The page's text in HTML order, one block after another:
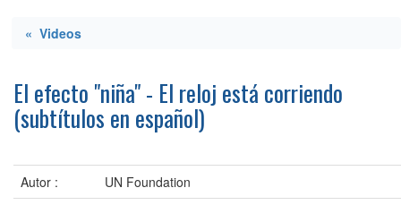
« Videos
El efecto "niña" - El reloj está corriendo
(subtítulos en español)
Autor :
UN Foundation